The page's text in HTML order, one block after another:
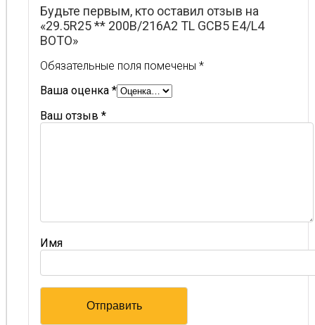
Будьте первым, кто оставил отзыв на
«29.5R25 ** 200B/216A2 TL GCB5 E4/L4
BOTO»
Обязательные поля помечены *
Ваша оценка *
Ваш отзыв *
Имя